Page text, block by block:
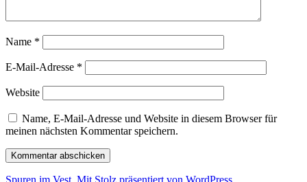
Name *
E-Mail-Adresse *
Website
Name, E-Mail-Adresse und Website in diesem Browser für
meinen nächsten Kommentar speichern.